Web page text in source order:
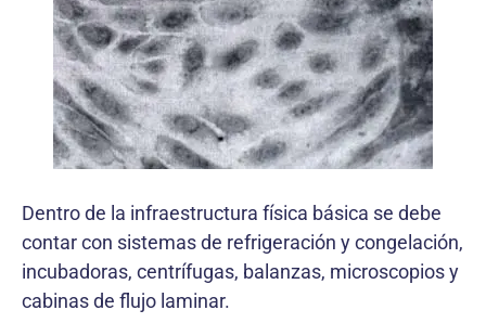
Dentro de la infraestructura física básica se debe
contar con sistemas de refrigeración y congelación,
incubadoras, centrífugas, balanzas, microscopios y
cabinas de flujo laminar.